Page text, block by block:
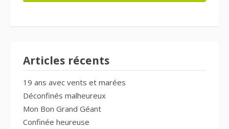
Articles récents
19 ans avec vents et marées
Déconfinés malheureux
Mon Bon Grand Géant
Confinée heureuse